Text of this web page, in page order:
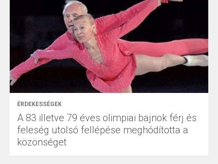
ÉRDEKESSÉGEK
A 83 illetve 79 éves olimpiai bajnok férj és
feleség utolsó fellépése meghódította a
közönséget